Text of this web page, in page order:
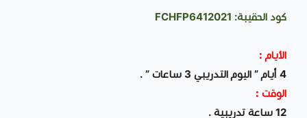
كود الحقيبة: FCHFP6412021
الأيام :
4 أيام ” اليوم التدريبي 3 ساعات ” .
الوقت :
12 ساعة تدريبية .